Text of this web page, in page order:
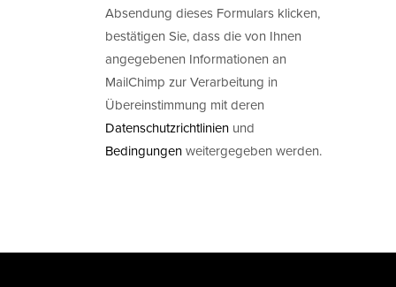
Absendung dieses Formulars klicken,
bestätigen Sie, dass die von Ihnen
angegebenen Informationen an
MailChimp zur Verarbeitung in
Übereinstimmung mit deren
Datenschutzrichtlinien und
Bedingungenweitergegeben werden.